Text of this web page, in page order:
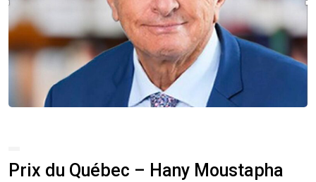
Prix du Québec – Hany Moustapha